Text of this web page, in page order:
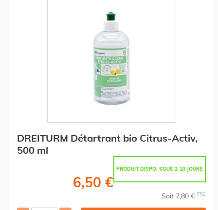
DREITURM Détartrant bio Citrus-Activ,
500 ml
PRODUIT DISPO. SOUS 2-10 JOURS
6,50 €
Soit 7,80 € TTC